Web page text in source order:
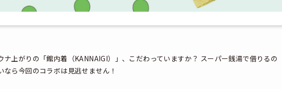
上がりの「館内着（KANNAIGI）」、こだわっていますか？ スーパー銭湯で借りるの
ら今回のコラボは見逃せません！